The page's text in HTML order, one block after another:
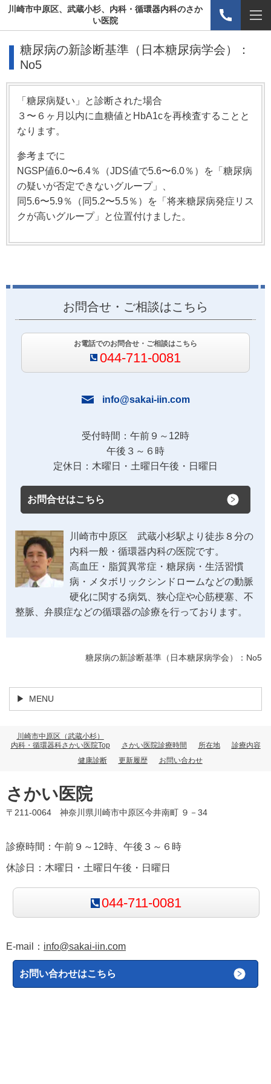
川崎市中原区、武蔵小杉、内科・循環器内科のさか
い医院
糖尿病の新診断基準（日本糖尿病学会）：
No5
「糖尿病疑い」と診断された場合
３〜６ヶ月以内に血糖値とHbA1cを再検査することと
なります。
参考までに
NGSP値6.0〜6.4％（JDS値で5.6〜6.0％）を「糖尿病
の疑いが否定できないグループ」、
同5.6〜5.9％（同5.2〜5.5％）を「将来糖尿病発症リス
クが高いグループ」と位置付けました。
お問合せ・ご相談はこちら
お電話でのお問合せ・ご相談はこちら
044-711-0081
info@sakai-iin.com
受付時間：午前９～12時
午後３～６時
定休日：木曜日・土曜日午後・日曜日
お問合せはこちら
川崎市中原区 武蔵小杉駅より徒歩８分の
内科一般・循環器内科の医院です。
高血圧・脂質異常症・糖尿病・生活習慣
病・メタボリックシンドロームなどの動脈
硬化に関する病気、狭心症や心筋梗塞、不
整脈、弁膜症などの循環器の診療を行っております。
糖尿病の新診断基準（日本糖尿病学会）：No5
MENU
川崎市中原区（武蔵小杉）
内科・循環器科さかい医院Top
さかい医院診療時間 所在地
診療内容
健康診断
更新履歴 お問い合わせ
さかい医院
〒211-0064 神奈川県川崎市中原区今井南町 ９－34
診療時間：午前９～12時、午後３～６時
休診日：木曜日・土曜日午後・日曜日
044-711-0081
E-mail： info@sakai-iin.com
お問い合わせはこちら